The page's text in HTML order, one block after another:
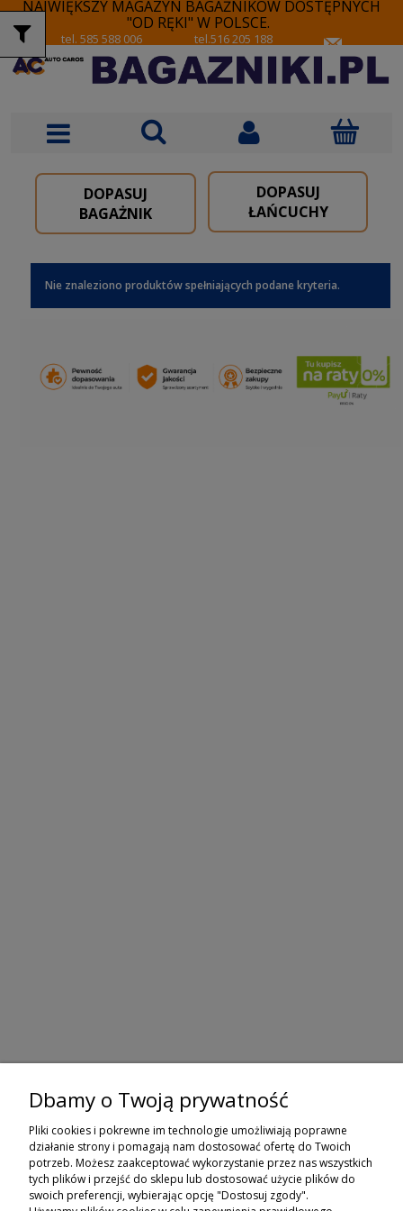
NAJWIĘKSZY MAGAZYN BAGAŻNIKÓW DOSTĘPNYCH
"OD RĘKI" W POLSCE.
tel. 585 588 006 tel.516 205 188
DOPASUJ
BAGAŻNIK
DOPASUJ
ŁAŃCUCHY
Nie znaleziono produktów spełniających podane kryteria.
ZAPISZ SIĘ DO NEWSLETTERA
ZAPISZ SIĘ
ZAKUPY
Dbamy o Twoją prywatność
Pliki cookies i pokrewne im technologie umożliwiają poprawne
działanie strony i pomagają nam dostosować ofertę do Twoich
potrzeb. Możesz zaakceptować wykorzystanie przez nas wszystkich
tych plików i przejść do sklepu lub dostosować użycie plików do
swoich preferencji, wybierając opcję "Dostosuj zgody".